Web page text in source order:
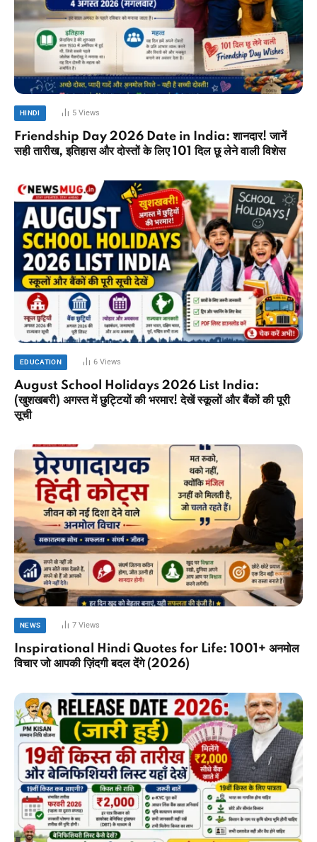
HINDI 5 Views
Friendship Day 2026 Date in India: शानदार! जानें
सही तारीख, इतिहास और दोस्तों के लिए 101 दिल छू लेने वाली विशेस
EDUCATION 6Views
August School Holidays 2026 List India:
(खुशखबरी) अगस्त में छुट्टियों की भरमार! देखें स्कूलों और बैंकों की पूरी
सूची
NEWS 7Views
Inspirational Hindi Quotes for Life: 1001+ अनमोल
विचार जो आपकी ज़िंदगी बदल देंगे (2026)